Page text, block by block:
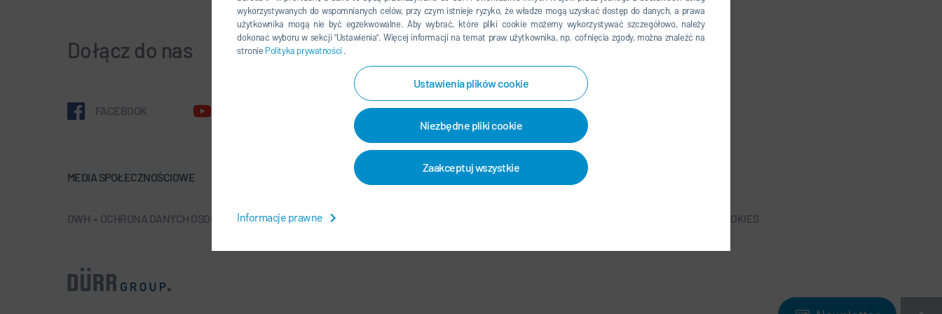
wykorzystywanych do wspomnianych celów, przy czym istnieje ryzyko, że władze mogą uzyskać dostęp do danych, a prawa
użytkownika mogą nie być egzekwowalne. Aby wybrać, które pliki cookie możemy wykorzystywać szczegółowo, należy
dokonać wyboru w sekcji "Ustawienia". Więcej informacji na temat praw użytkownika, np. cofnięcia zgody, można znaleźć na
stronie Polityka prywatności.
Ustawienia plików cookie
Niezbędne pliki cookie
Zaakceptuj wszystkie
Informacje prawne
Dołącz do nas
FACEBOOK LINKEDIN INSTAGRAM
MEDIA SPOŁECZNOŚCIOWE KONTAKT / LOKALIZACJE
OWH - OCHRONA DANYCH OSOBOWYCH - SIEDZIBA GŁÓWNA USTAWIENIA PLIKÓW COOKIES